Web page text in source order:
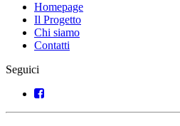
Homepage
Il Progetto
Chi siamo
Contatti
Seguici
Facebook